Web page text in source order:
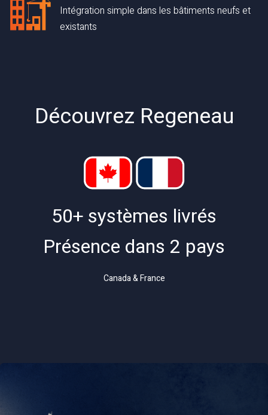
Intégration simple dans les bâtiments neufs et
existants
Découvrez Regeneau
50+ systèmes livrés
​Présence dans 2 pays
Canada & France